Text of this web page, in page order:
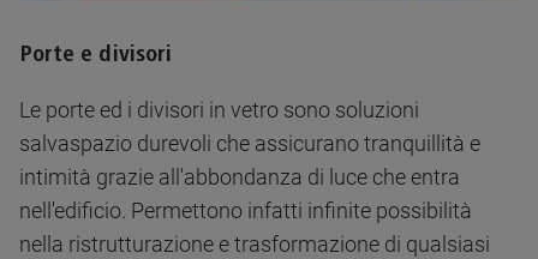
Porte e divisori
Le porte ed i divisori in vetro sono soluzioni
salvaspazio durevoli che assicurano tranquillità e
intimità grazie all'abbondanza di luce che entra
nell'edificio. Permettono infatti infinite possibilità
nella ristrutturazione e trasformazione di qualsiasi